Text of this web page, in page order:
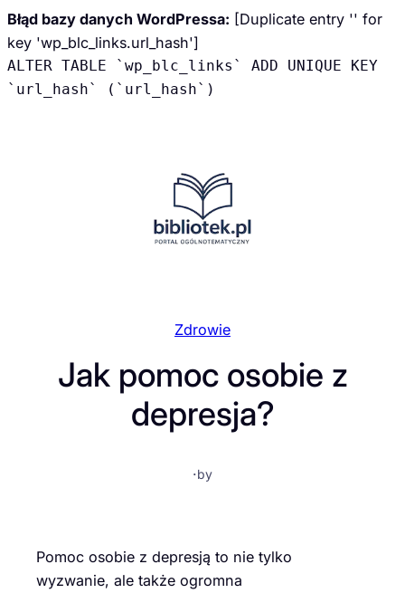
Błąd bazy danych WordPressa: [Duplicate entry '' for
key 'wp_blc_links.url_hash']
ALTER TABLE `wp_blc_links` ADD UNIQUE KEY
`url_hash` (`url_hash`)
Zdrowie
Jak pomoc osobie z
depresja?
·by
Pomoc osobie z depresją to nie tylko
wyzwanie, ale także ogromna